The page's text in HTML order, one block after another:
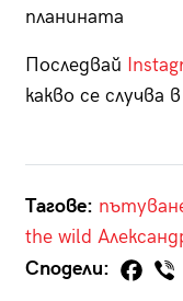
планината
Последвай
какво се случва
Тагове:
the wild
Сподели: